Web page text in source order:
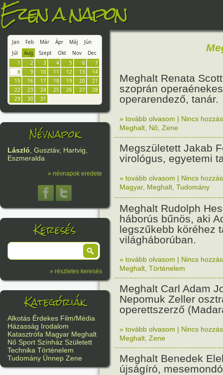
Ezen a napon
Jan Feb Már Ápr Máj
Jún
Júl
Aug Szept Okt Nov
Dec
1
2 3 4 5 6
7
8
9 10 11 12 13
14
15
16 17 18 19 20
21
22
23 24 25 26 27
28
29
30 31
Névnapok
László, Gusztáv, Hartvig,
Eszmeralda
» névnapok eredete
Keresés
» részletes keresés
Kategóriák
Alkotás Érdekes Film/Média
Házasság Irodalom
Katasztrófa Magyar Meghalt
Nő Sport Színház Született
Technika Történelem
Tudomány Ünnep Zene
Meghalt Renata
szoprán
operarendező, tanár.
» tovább olvasom | Nincs
Meghalt Nő Zene
Megszületett Jakab
virológus, egyetemi
» tovább olvasom | Nincs
Magyar, Meghalt Tudomány
Meghalt Rudolph
háborús bűnös, aki
legszűkebb köréhez
világháborúban.
» tovább olvasom | Nincs
Meghalt Történelem
Meghalt Carl Adam
Nepomuk Zeller
operettszerző
» tovább olvasom | Nincs
Meghalt Zene
Meghalt Benedek
újságíró,